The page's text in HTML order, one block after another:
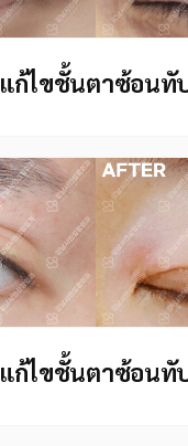
แก้ไขชั้นตาซ้อนทั
แก้ไขชั้นตาซ้อนทั